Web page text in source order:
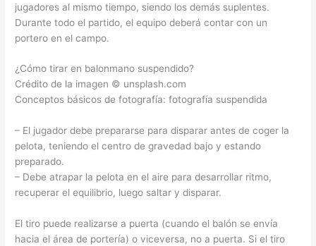
jugadores al mismo tiempo, siendo los demás suplentes.
Durante todo el partido, el equipo deberá contar con un
portero en el campo.
¿Cómo tirar en balonmano suspendido?
Crédito de la imagen © unsplash.com
Conceptos básicos de fotografía: fotografía suspendida
– El jugador debe prepararse para disparar antes de coger la
pelota, teniendo el centro de gravedad bajo y estando
preparado.
– Debe atrapar la pelota en el aire para desarrollar ritmo,
recuperar el equilibrio, luego saltar y disparar.
El tiro puede realizarse a puerta (cuando el balón se envía
hacia el área de portería) o viceversa, no a puerta. Si el tiro